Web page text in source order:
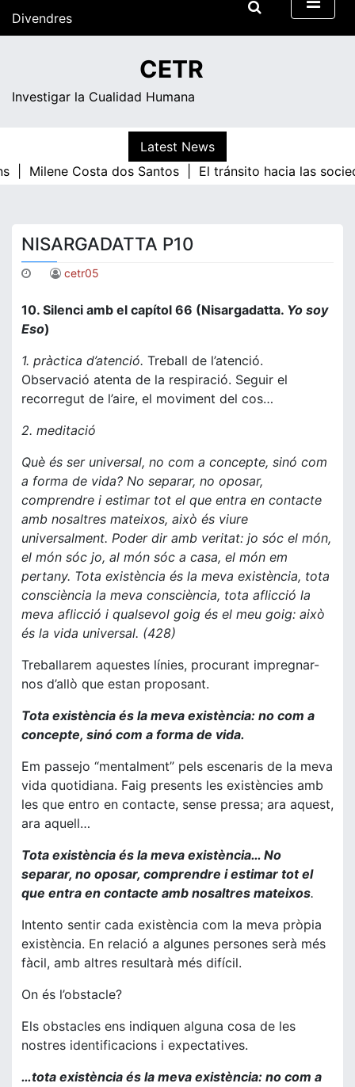
Divendres
CETR
Investigar la Cualidad Humana
Latest News
|
Milene Costa dos Santos | El tránsito hacia las
NISARGADATTA P10
cetr05
10. Silenci amb el capítol 66 (Nisargadatta. Yo soy
Eso)
1. pràctica d’atenció. Treball de l’atenció.
Observació atenta de la respiració. Seguir el
recorregut de l’aire, el moviment del cos…
2. meditació
Què és ser universal, no com a concepte, sinó com
a forma de vida? No separar, no oposar,
comprendre i estimar tot el que entra en contacte
amb nosaltres mateixos, això és viure
universalment. Poder dir amb veritat: jo sóc el món,
el món sóc jo, al món sóc a casa, el món em
pertany. Tota existència és la meva existència, tota
consciència la meva consciència, tota aflicció la
meva aflicció i qualsevol goig és el meu goig: això
és la vida universal. (428)
Treballarem aquestes línies, procurant impregnar-
nos d’allò que estan proposant.
Tota existència és la meva existència: no com a
concepte, sinó com a forma de vida.
Em passejo “mentalment” pels escenaris de la meva
vida quotidiana. Faig presents les existències amb
les que entro en contacte, sense pressa; ara aquest,
ara aquell…
Tota existència és la meva existència… No
separar, no oposar, comprendre i estimar tot el
que entra en contacte amb nosaltres mateixos.
Intento sentir cada existència com la meva pròpia
existència. En relació a algunes persones serà més
fàcil, amb altres resultarà més difícil.
On és l’obstacle?
Els obstacles ens indiquen alguna cosa de les
nostres identificacions i expectatives.
…tota existència és la meva existència: no com a